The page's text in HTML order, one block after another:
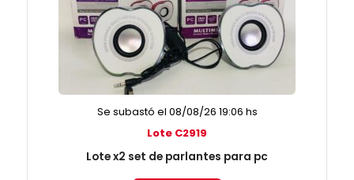
Se subastó el 08/08/26 19:06 hs
Lote C2919
Lote x2 set de parlantes para pc